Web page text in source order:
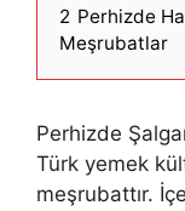
2 Perhizde
Meşrubatlar
Perhizde
Türk yemek
meşrubattır.